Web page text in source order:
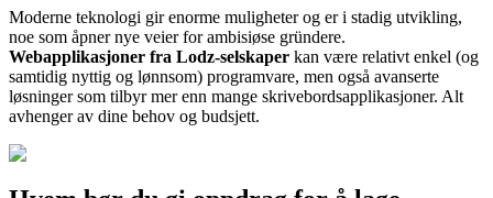
Moderne teknologi gir enorme muligheter og er i stadig utvikling,
noe som åpner nye veier for ambisiøse gründere.
Webapplikasjoner fra Lodz-selskaper kan være relativt enkel (og
samtidig nyttig og lønnsom) programvare, men også avanserte
løsninger som tilbyr mer enn mange skrivebordsapplikasjoner. Alt
avhenger av dine behov og budsjett.